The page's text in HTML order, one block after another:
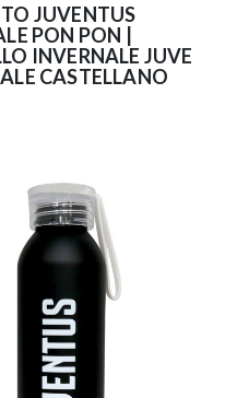
JUVENTUS
PON PON |
INVERNALE JUVE
CASTELLANO